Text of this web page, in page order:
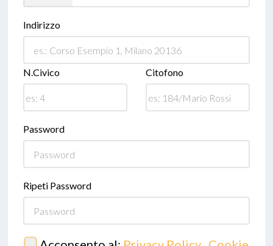
Indirizzo
N.Civico Citofono
Password
Ripeti Password